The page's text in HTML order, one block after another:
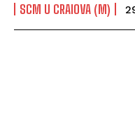
SCM U CRAIOVA (M)